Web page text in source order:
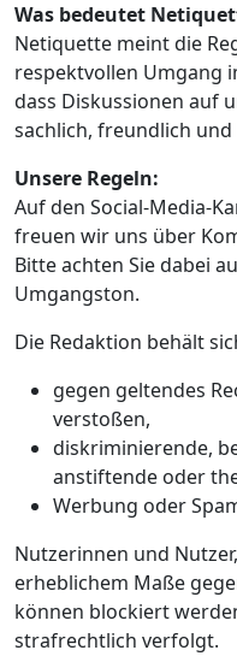
Was bedeutet
Netiquette meint die
respektvollen Umgang
dass Diskussionen auf
sachlich, freundlich
Unsere Regeln:
Auf den Social-Media-
freuen wir uns über
Bitte achten Sie dabei
Umgangston.
Die Redaktion behält
gegen geltendes
verstoßen,
diskriminierende,
anstiftende oder
Werbung oder
Nutzerinnen und
erheblichem Maße
können blockiert
strafrechtlich verfolgt.